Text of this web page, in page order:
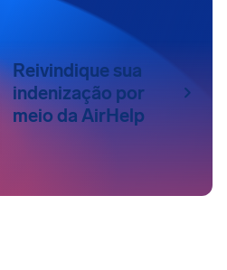
Reivindique sua
indenização por
meio da AirHelp